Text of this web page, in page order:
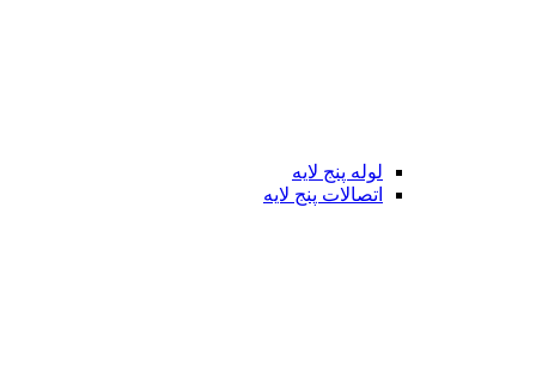
لوله پنج لایه
اتصالات پنج لایه